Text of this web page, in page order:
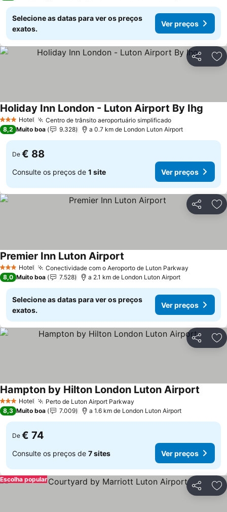
Selecione as datas para ver os preços
exatos.
Ver preços
Partilhar
3 EstrelasHotel Centro de trânsito aeroportuário simplificado
Holiday Inn London - Luton Airport By Ihg
8,2 Muito boa 9.328 a 0.7 km de London Luton Airport
De € 88
Consulte os preços de 1 site Ver preços
Partilhar
3 EstrelasHotel Conectividade com o Aeroporto de Luton Parkway
Premier Inn Luton Airport
8,0 Muito boa 7.528 a 2.1 km de London Luton Airport
Selecione as datas para ver os preços
exatos.
Ver preços
Partilhar
3 EstrelasHotel Perto de Luton Airport Parkway
Hampton by Hilton London Luton Airport
8,3 Muito boa 7.009 a 1.6 km de London Luton Airport
De € 74
Consulte os preços de 7 sites Ver preços
Partilhar
Escolha popular